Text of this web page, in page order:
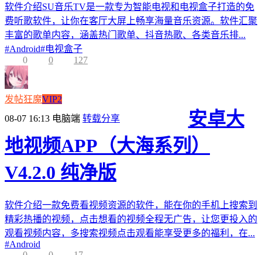
软件介绍SU音乐TV是一款专为智能电视和电视盒子打造的免
费听歌软件，让你在客厅大屏上畅享海量音乐资源。软件汇聚
丰富的歌单内容，涵盖热门歌单、抖音热歌、各类音乐排...
#Android#电视盒子
0
0 127
发帖狂魔VIP2
08-07 16:13 电脑端 转载分享
安卓大
地视频APP（大海系列）
V4.2.0 纯净版
软件介绍一款免费看视频资源的软件，能在你的手机上搜索到
精彩热播的视频，点击想看的视频全程无广告，让您更投入的
观看视频内容，多搜索视频点击观看能享受更多的福利，在...
#Android